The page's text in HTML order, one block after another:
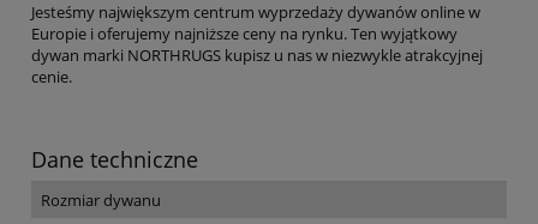
Jesteśmy największym centrum wyprzedaży dywanów online w
Europie i oferujemy najniższe ceny na rynku. Ten wyjątkowy
dywan marki NORTHRUGS kupisz u nas w niezwykle atrakcyjnej
cenie.
Dane techniczne
Rozmiar dywanu